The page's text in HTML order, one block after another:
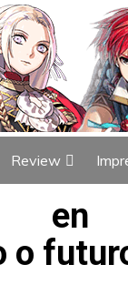
Review
en
o